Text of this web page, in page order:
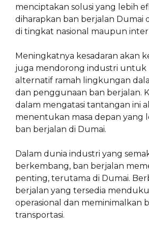
menciptakan solusi yang lebih
diharapkan ban berjalan Dumai
di tingkat nasional maupun
Meningkatnya kesadaran akan
juga mendorong industri untuk
alternatif ramah lingkungan
dan penggunaan ban berjalan.
dalam mengatasi tantangan ini
menentukan masa depan yang
ban berjalan di Dumai.
Dalam dunia industri yang
berkembang, ban berjalan
penting, terutama di Dumai.
berjalan yang tersedia
operasional dan meminimalkan
transportasi.